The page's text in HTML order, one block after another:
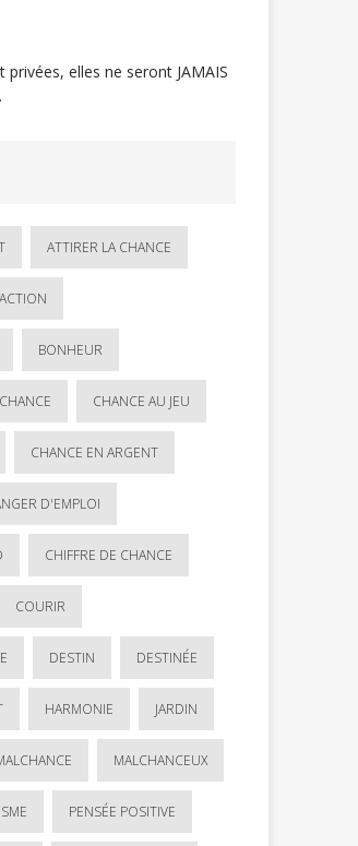
elles ne seront JAMAIS
ATTIRER LA CHANCE
BONHEUR
CHANCE CHANCE AU JEU
CHANCE EN ARGENT
D'EMPLOI
CHIFFRE DE CHANCE
COURIR
DESTIN DESTINÉE
HARMONIE JARDIN
MALCHANCEUX
PENSÉE POSITIVE